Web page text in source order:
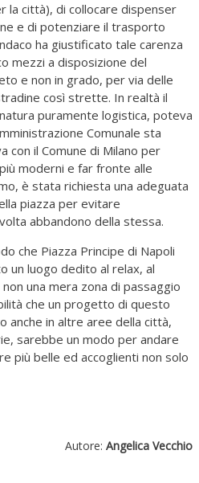
la città), di collocare dispenser
e di potenziare il trasporto
ha giustificato tale carenza
mezzi a disposizione del
e non in grado, per via delle
così strette. In realtà il
puramente logistica, poteva
Comunale sta
con il Comune di Milano per
moderni e far fronte alle
è stata richiesta una adeguata
piazza per evitare
abbandono della stessa.
che Piazza Principe di Napoli
un luogo dedito al relax, al
una mera zona di passaggio
che un progetto di questo
anche in altre aree della città,
sarebbe un modo per andare
più belle ed accoglienti non solo
Autore: Angelica Vecchio